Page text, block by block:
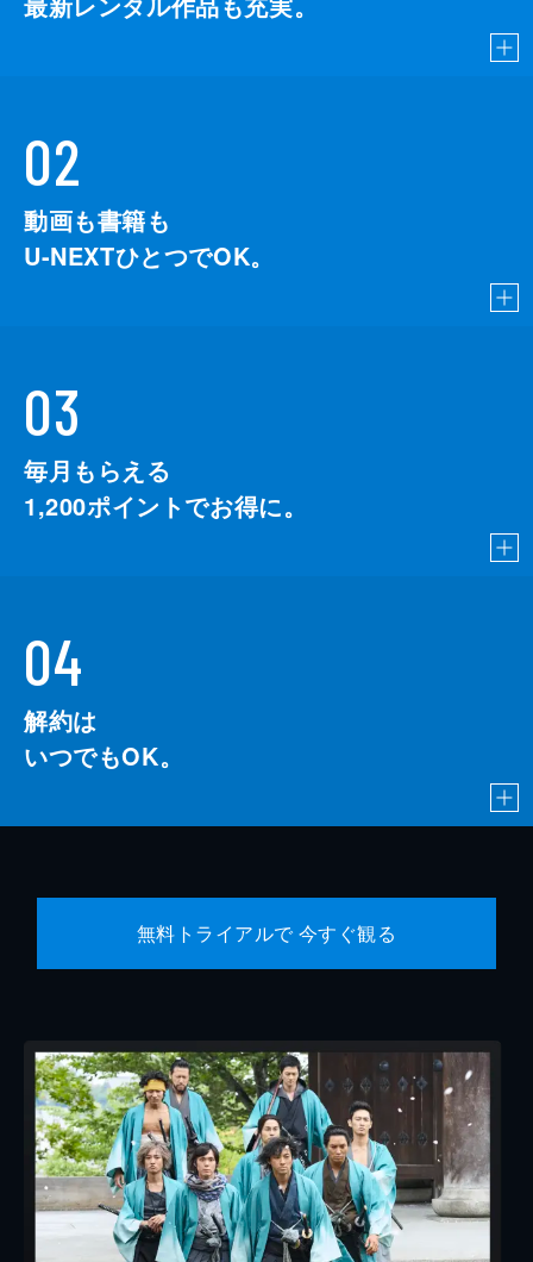
02
動画も書籍も
U-NEXTひとつでOK。
03
毎月もらえる
1,200ポイントでお得に。
04
解約は
いつでもOK。
無料トライアルで 今すぐ観る